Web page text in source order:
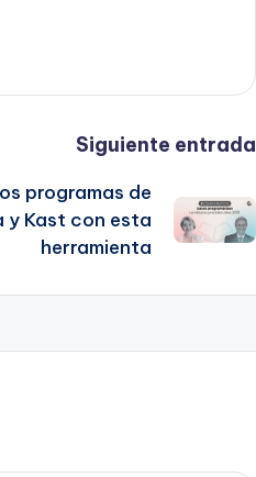
Siguiente entrada
programas de
y Kast con esta
herramienta